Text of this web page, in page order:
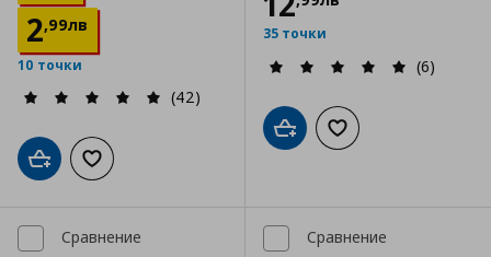
2,99лв
10 точки
(42)
Добави в кошницата
Добави към списъка с любими
35 точки
(6)
Добави в кошницата
Добави към
Сравнение Сравнение